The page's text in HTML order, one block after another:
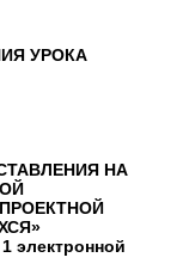
УРОКА
НА
электронной